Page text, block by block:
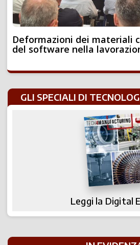
Deformazioni dei materiali
del software nella
GLI SPECIALI DI
Leggi la Digital